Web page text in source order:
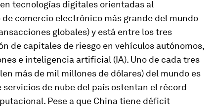
tecnologías digitales orientadas al
de comercio electrónico más grande del mundo
globales) y está entre los tres
de capitales de riesgo en vehículos autónomos,
e inteligencia artificial (IA). Uno de cada tres
más de mil millones de dólares) del mundo es
servicios de nube del país ostentan el récord
Pese a que China tiene déficit